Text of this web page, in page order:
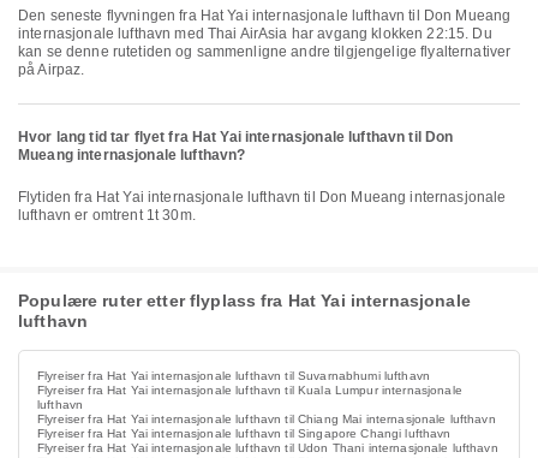
Den seneste flyvningen fra Hat Yai internasjonale lufthavn til Don Mueang
internasjonale lufthavn med Thai AirAsia har avgang klokken 22:15. Du
kan se denne rutetiden og sammenligne andre tilgjengelige flyalternativer
på Airpaz.
Hvor lang tid tar flyet fra Hat Yai internasjonale lufthavn til Don
Mueang internasjonale lufthavn?
Flytiden fra Hat Yai internasjonale lufthavn til Don Mueang internasjonale
lufthavn er omtrent 1t 30m.
Populære ruter etter flyplass fra Hat Yai internasjonale
lufthavn
Flyreiser fra Hat Yai internasjonale lufthavn til Suvarnabhumi lufthavn
Flyreiser fra Hat Yai internasjonale lufthavn til Kuala Lumpur internasjonale
lufthavn
Flyreiser fra Hat Yai internasjonale lufthavn til Chiang Mai internasjonale lufthavn
Flyreiser fra Hat Yai internasjonale lufthavn til Singapore Changi lufthavn
Flyreiser fra Hat Yai internasjonale lufthavn til Udon Thani internasjonale lufthavn